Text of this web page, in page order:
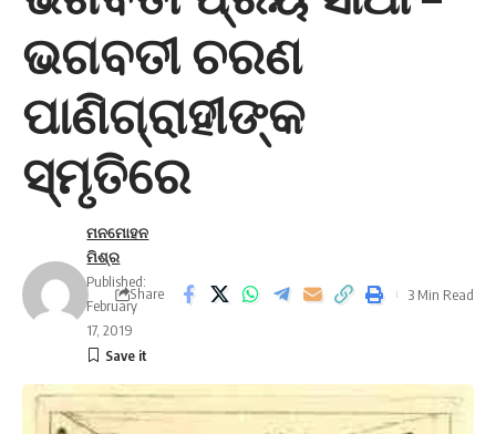
ଭଗବତୀ ଚରଣ
ପାଣିଗ୍ରାହୀଙ୍କ
ସ୍ମୃତିରେ
ମନମୋହନ
ମିଶ୍ର
Published:
February
17, 2019
Share 3 Min Read